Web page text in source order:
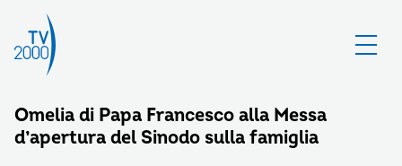
Omelia di Papa Francesco alla Messa
d’apertura del Sinodo sulla famiglia